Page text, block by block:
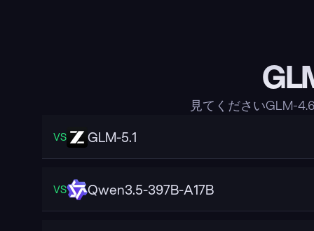
見てくださいGLM-
VS GLM-5.1
VS Qwen3.5-397B-A17B